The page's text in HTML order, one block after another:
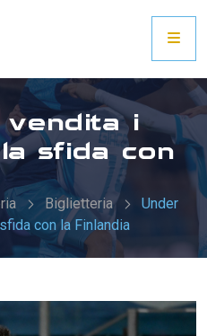
vendita i
sfida con
Biglietteria
Under
con la Finlandia